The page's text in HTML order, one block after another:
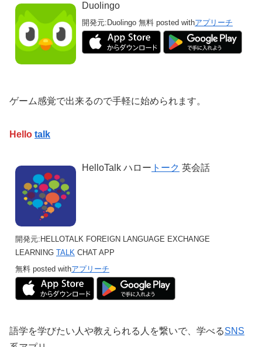
Duolingo
開発元: Duolingo 無料 posted withアプリーチ
ゲーム感覚で出来るので手軽に始められます。
Hello talk
HelloTalk ハロー トーク 英会話
開発元:HELLOTALK FOREIGN LANGUAGE EXCHANGE
LEARNING TALK CHAT APP
無料 posted withアプリーチ
語学を学びたい人や教えられる人を繋いで、学べるSNS